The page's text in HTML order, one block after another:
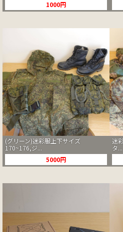
1000円
(グリーン)迷彩服上下サイズ
170~176,ジ...
5000円
迷
タ...